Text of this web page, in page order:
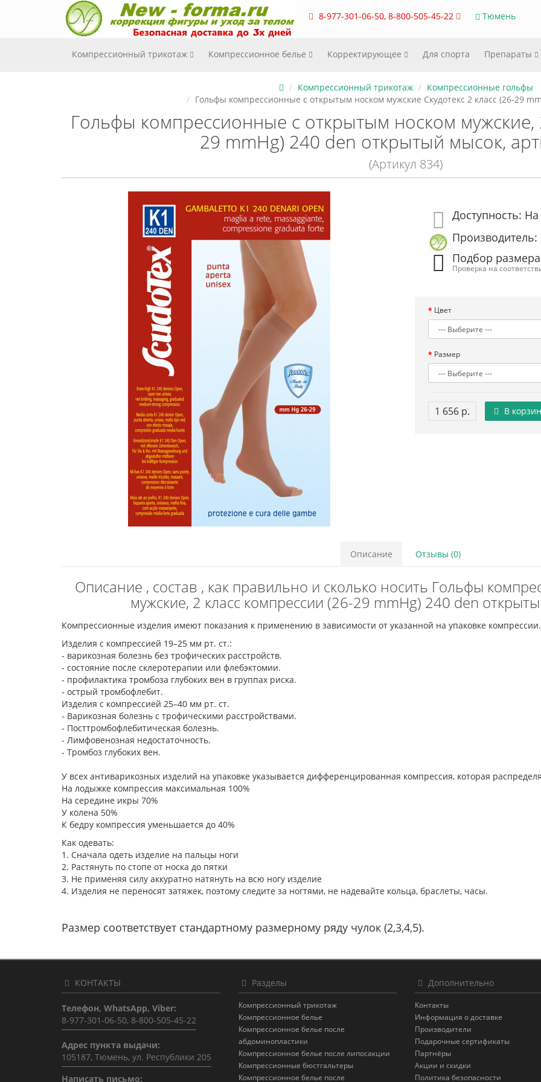
8-977-301-06-50, 8-800-505-45-22 Тюмень
Компрессионный трикотаж Компрессионное белье Корректирующее Для спорта Препараты
Компрессионный трикотаж
Компрессионные гольфы
Гольфы компрессионные с открытым носком мужские Скудотекс 2 класс (26-29
Гольфы компрессионные с открытым носком мужские,
29 mmHg) 240 den открытый мысок,
(Артикул 834)
Доступность: На
Производитель:
Подбор размера
Проверка на
Цвет
Размер
1 656 р. В
Описание Отзывы (0)
Описание , состав , как правильно и сколько носить Гольфы
мужские, 2 класс компрессии (26-29 mmHg) 240 den
Компрессионные изделия имеют показания к применению в зависимости от указанной на упаковке компрессии.
Изделия с компрессией 19–25 мм рт. ст.:
- варикозная болезнь без трофических расстройств.
- состояние после склеротерапии или флебэктомии.
- профилактика тромбоза глубоких вен в группах риска.
- острый тромбофлебит.
Изделия с компрессией 25–40 мм рт. ст.
- Варикозная болезнь с трофическими расстройствами.
- Посттромбофлебитическая болезнь.
- Лимфовенозная недостаточность.
- Тромбоз глубоких вен.
У всех антиварикозных изделий на упаковке указывается дифференцированная компрессия, которая
На лодыжке компрессия максимальная 100%
На середине икры 70%
У колена 50%
К бедру компрессия уменьшается до 40%
Как одевать:
1. Сначала одеть изделие на пальцы ноги
2. Растянуть по стопе от носка до пятки
3. Не применяя силу аккуратно натянуть на всю ногу изделие
4. Изделия не переносят затяжек, поэтому следите за ногтями, не надевайте кольца, браслеты, часы.
Размер соответствует стандартному размерному ряду чулок (2,3,4,5).
КОНТАКТЫ
Телефон, WhatsApp, Viber:
8-977-301-06-50, 8-800-505-45-22
Адрес пункта выдачи:
105187, Тюмень, ул. Республики 205
Написать письмо:
Разделы
Компрессионный трикотаж
Компрессионное белье
Компрессионное белье после
абдоминопластики
Компрессионное белье после липосакции
Компрессионные бюстгальтеры
Компрессионное белье после
Дополнительно
Контакты
Информация о доставке
Производители
Подарочные сертификаты
Партнёры
Акции и скидки
Политика безопасности